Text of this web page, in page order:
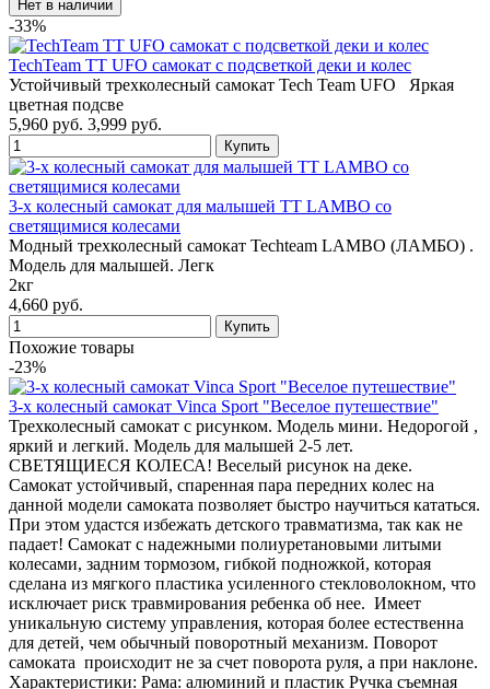
-33%
TechTeam TT UFO самокат с подсветкой деки и колес
Устойчивый трехколесный самокат Tech Team UFO Яркая
цветная подсве
5,960 руб. 3,999 руб.
3-х колесный самокат для малышей TT LAMBO со
светящимися колесами
Модный трехколесный самокат Techteam LAMBO (ЛАМБО) .
Модель для малышей. Легк
2кг
4,660 руб.
Похожие товары
-23%
3-х колесный самокат Vinca Sport "Веселое путешествие"
Трехколесный самокат с рисунком. Модель мини. Недорогой ,
яркий и легкий. Модель для малышей 2-5 лет.
СВЕТЯЩИЕСЯ КОЛЕСА! Веселый рисунок на деке.
Самокат устойчивый, спаренная пара передних колес на
данной модели самоката позволяет быстро научиться кататься.
При этом удастся избежать детского травматизма, так как не
падает! Самокат с надежными полиуретановыми литыми
колесами, задним тормозом, гибкой подножкой, которая
сделана из мягкого пластика усиленного стекловолокном, что
исключает риск травмирования ребенка об нее. Имеет
уникальную систему управления, которая более естественна
для детей, чем обычный поворотный механизм. Поворот
самоката происходит не за счет поворота руля, а при наклоне.
Характеристики: Рама: алюминий и пластик Ручка съемная